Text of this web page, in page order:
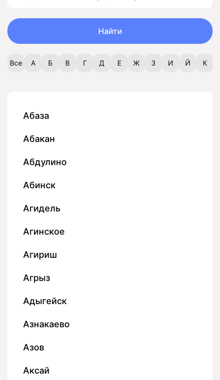
Найти
Все А Б В Г Д Е Ж З И Й К
Абаза
Абакан
Абдулино
Абинск
Агидель
Агинское
Агириш
Агрыз
Адыгейск
Азнакаево
Азов
Аксай